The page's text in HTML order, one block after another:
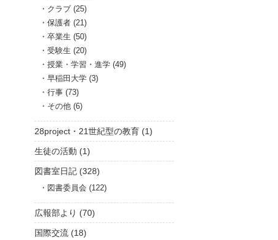
クラブ (25)
保護者 (21)
卒業生 (50)
受験生 (20)
授業・学習・進学 (49)
早稲田大学 (3)
行事 (73)
その他 (6)
28project・21世紀型の教育 (1)
生徒の活動 (1)
図書室日記 (328)
図書委員会 (122)
広報部より (70)
国際交流 (18)